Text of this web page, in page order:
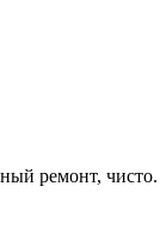
ремонт, чисто.